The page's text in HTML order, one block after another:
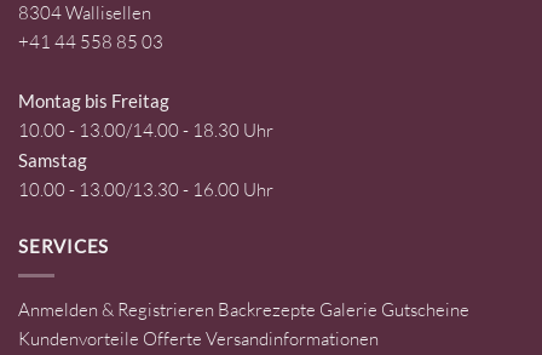
8304 Wallisellen
+41 44 558 85 03
Montag bis Freitag
10.00 - 13.00/14.00 - 18.30 Uhr
Samstag
10.00 - 13.00/13.30 - 16.00 Uhr
SERVICES
Anmelden & Registrieren Backrezepte Galerie Gutscheine
Kundenvorteile Offerte Versandinformationen